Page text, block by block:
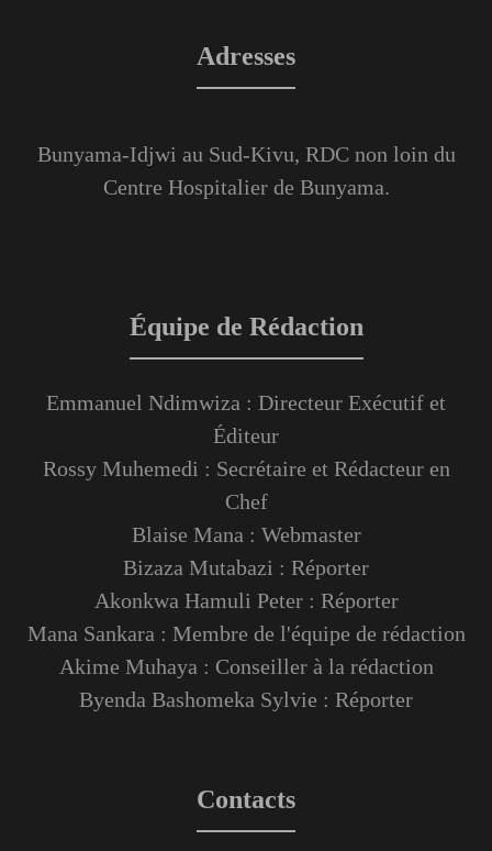
Adresses
Bunyama-Idjwi au Sud-Kivu, RDC non loin du
Centre Hospitalier de Bunyama.
Équipe de Rédaction
Emmanuel Ndimwiza : Directeur Exécutif et
Éditeur
Rossy Muhemedi : Secrétaire et Rédacteur en
Chef
Blaise Mana : Webmaster
Bizaza Mutabazi : Réporter
Akonkwa Hamuli Peter : Réporter
Mana Sankara : Membre de l'équipe de rédaction
Akime Muhaya : Conseiller à la rédaction
Byenda Bashomeka Sylvie : Réporter
Contacts